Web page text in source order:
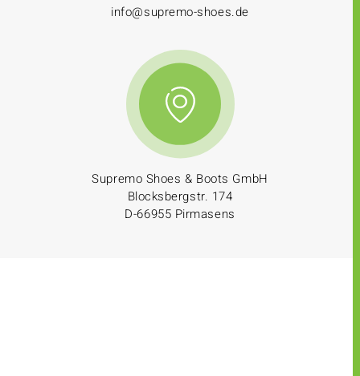
info@supremo-shoes.de
Supremo Shoes & Boots GmbH
Blocksbergstr. 174
D-66955 Pirmasens